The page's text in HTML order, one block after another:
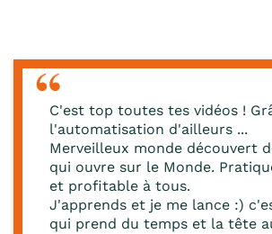
C'est top toutes tes vidéos !
l'automatisation d'ailleurs ...
Merveilleux monde découvert
qui ouvre sur le Monde.
et profitable à tous.
J'apprends et je me lance :)
qui prend du temps et la tête